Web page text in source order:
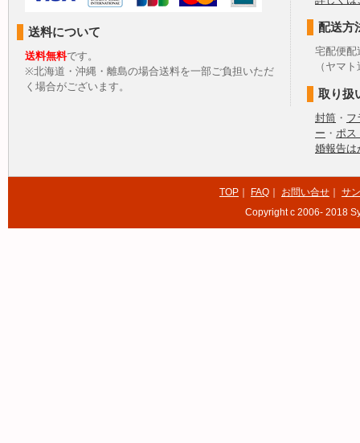
送料について
送料無料です。
※北海道・沖縄・離島の場合送料を一部ご負担いただ
く場合がございます。
配送方
宅配便配
（ヤマ
取り扱
封筒 ・ フ
ー ・ ポス
婚報告は
TOP FAQ お問い合せ
サ
Copyright c 2006- 2018